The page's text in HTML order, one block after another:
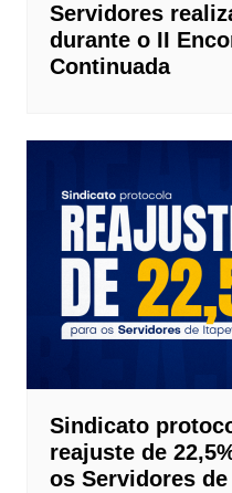
Servidores
durante o II
Continuada
Sindicato
reajuste de
os Servidores